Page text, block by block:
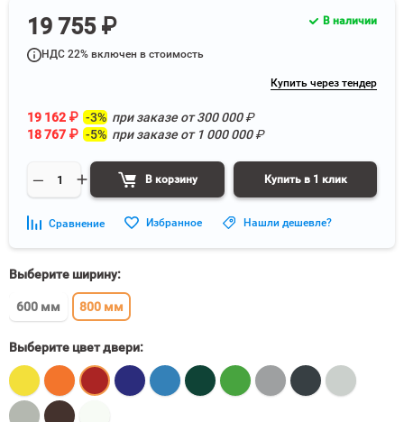
19 755 ₽
НДС 22% включен в стоимость
Купить через тендер
19 162 ₽ -3% при заказе от300 000₽
18 767 ₽ -5% при заказе от 1 000 000₽
В корзину Купить в 1 клик
В наличии
Сравнение Избранное Нашли дешевле?
Выберите ширину:
600 мм 800 мм
Выберите цвет двери: